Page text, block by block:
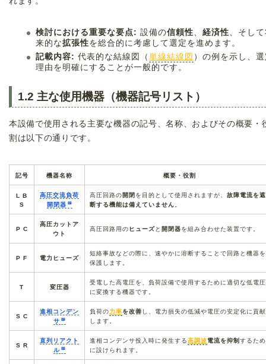
検討における重要な要点: 設備の信頼性、 経済性、そし
来的な拡張性を総合的に考慮して選定を進めます。
記載内容: 代表的な結線図（ 単線結線図 ）の例を示し、
理由を明確にすることが一般的です。
1.2 主な使用機器（機器記号リスト）
本設備で使用される主要な機器の記号、名称、およびその概要・
割は以下の通りです。
記号 機器名称 概要・役割
L B
S
高圧交流負荷
開閉器
高圧回路の開閉 を目的として使用されますが、 故障電流を遮
断する機能は備えていません。
P C
高圧カットア
ウト
高圧回路用の ヒューズと 開閉器を組み合わせた装置です。
P F 電力ヒューズ
短絡事故などの際に、速やかに溶断することで回路と機器を
保護します。
T 変圧器
受電した高電圧を、負荷設備で使用するために適切な低電圧
に変換する機器です。
S C
進相コンデン
サ
負荷の力率を改善 し、電力損失の低減や電圧の安定化に貢献
します。
S R
直列リアクト
ル
進相コンデンサ投入時に発生する高調波電流を抑制 するため
に設けられます。